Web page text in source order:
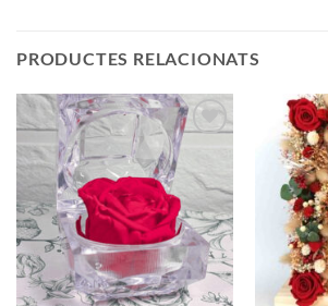
PRODUCTES RELACIONATS
lista de
deseos